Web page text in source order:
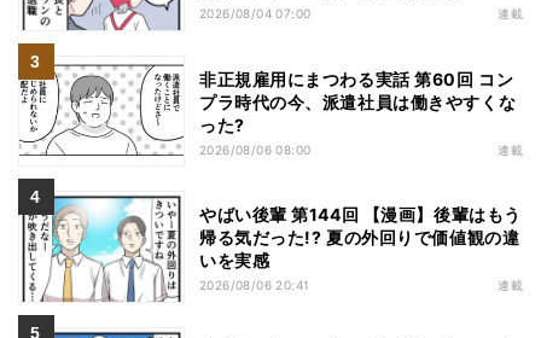
2026/08/04 07:00 連載
非正規雇用にまつわる実話 第60回 コン
プラ時代の今、派遣社員は働きやすくな
った?
2026/08/06 08:00 連載
やばい後輩 第144回 【漫画】後輩はもう
帰る気だった!? 夏の外回りで価値観の違
いを実感
2026/08/06 20:41 連載